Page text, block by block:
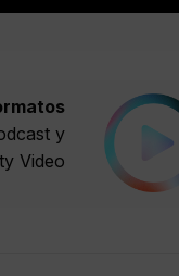
y
Video